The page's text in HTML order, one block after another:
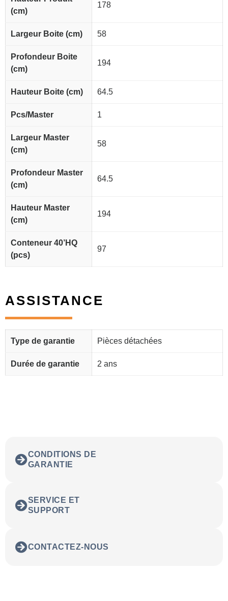
(cm)
178
Largeur Boite (cm) 58
Profondeur Boite
(cm)
194
Hauteur Boite (cm) 64.5
Pcs/Master 1
Largeur Master
(cm)
58
Profondeur Master
(cm)
64.5
Hauteur Master
(cm)
194
Conteneur 40’HQ
(pcs)
97
ASSISTANCE
Type de garantie Pièces détachées
Durée de garantie 2 ans
CONDITIONS DE
GARANTIE
SERVICE ET
SUPPORT
CONTACTEZ-NOUS